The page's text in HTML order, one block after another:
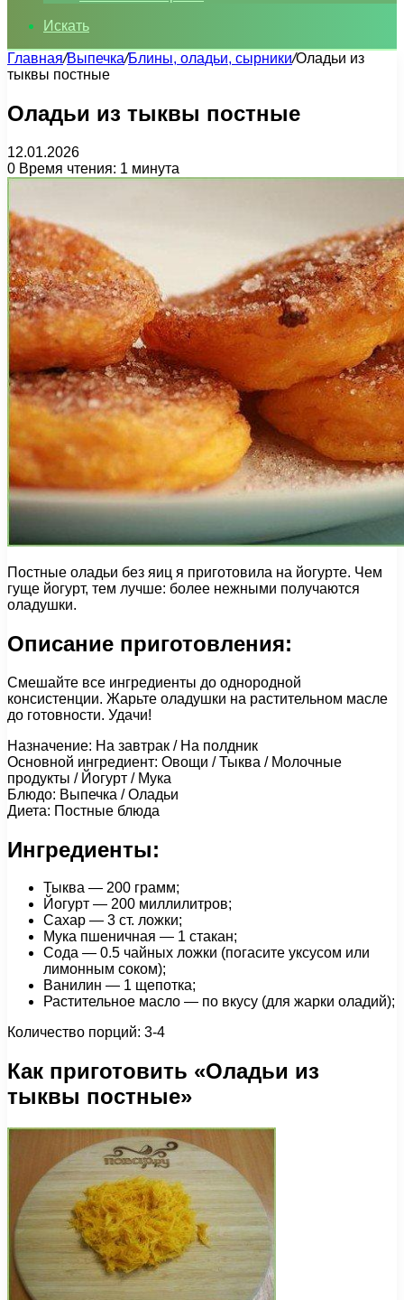
Искать
Главная/Выпечка/Блины, оладьи, сырники/Оладьи из
тыквы постные
Оладьи из тыквы постные
12.01.2026
0 Время чтения: 1 минута
Постные оладьи без яиц я приготовила на йогурте. Чем
гуще йогурт, тем лучше: более нежными получаются
оладушки.
Описание приготовления:
Смешайте все ингредиенты до однородной
консистенции. Жарьте оладушки на растительном масле
до готовности. Удачи!
Назначение: На завтрак / На полдник
Основной ингредиент: Овощи / Тыква / Молочные
продукты / Йогурт / Мука
Блюдо: Выпечка / Оладьи
Диета: Постные блюда
Ингредиенты:
Тыква — 200 грамм;
Йогурт — 200 миллилитров;
Сахар — 3 ст. ложки;
Мука пшеничная — 1 стакан;
Сода — 0.5 чайных ложки (погасите уксусом или
лимонным соком);
Ванилин — 1 щепотка;
Растительное масло — по вкусу (для жарки оладий);
Количество порций: 3-4
Как приготовить «Оладьи из
тыквы постные»